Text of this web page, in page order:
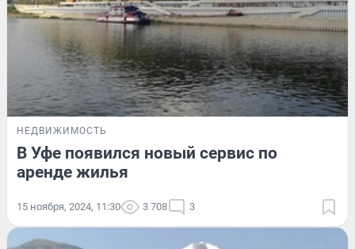
НЕДВИЖИМОСТЬ
В Уфе появился новый сервис по
аренде жилья
15 ноября, 2024, 11:30 3 708 3